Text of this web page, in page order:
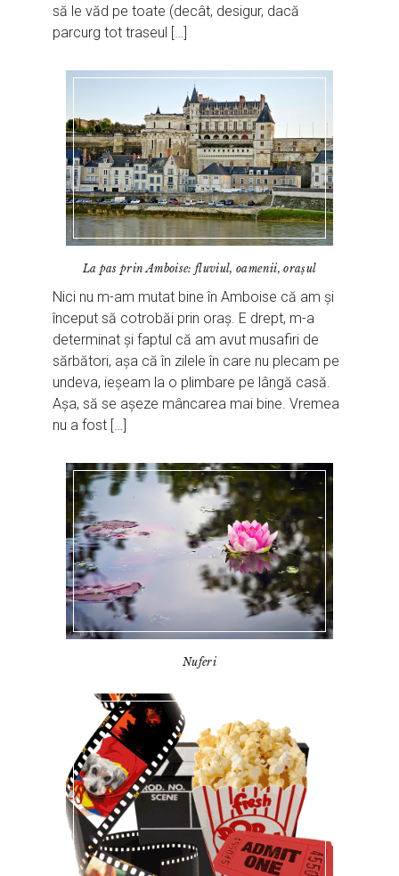
să le văd pe toate (decât, desigur, dacă
parcurg tot traseul […]
La pas prin Amboise: fluviul, oamenii, orașul
Nici nu m-am mutat bine în Amboise că am și
început să cotrobăi prin oraș. E drept, m-a
determinat și faptul că am avut musafiri de
sărbători, așa că în zilele în care nu plecam pe
undeva, ieșeam la o plimbare pe lângă casă.
Așa, să se așeze mâncarea mai bine. Vremea
nu a fost […]
Nuferi